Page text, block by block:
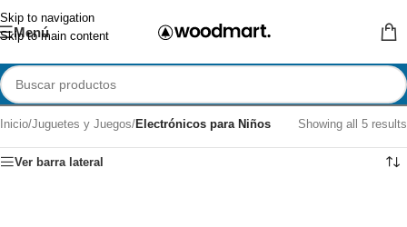
Skip to navigation
Skip to main content
Menú
Inicio/Juguetes y Juegos/Electrónicos para Niños Showing all 5 results
Ver barra lateral